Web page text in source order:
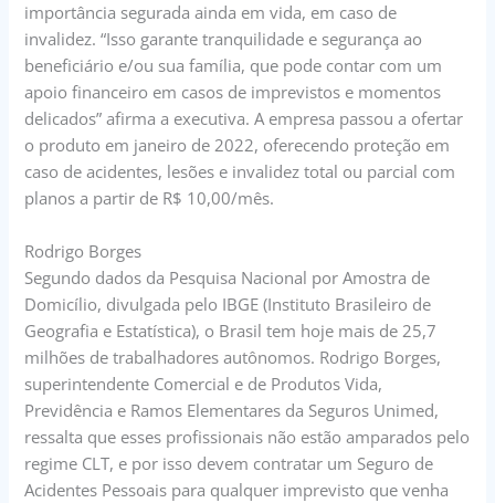
importância segurada ainda em vida, em caso de
invalidez. “Isso garante tranquilidade e segurança ao
beneficiário e/ou sua família, que pode contar com um
apoio financeiro em casos de imprevistos e momentos
delicados” afirma a executiva. A empresa passou a ofertar
o produto em janeiro de 2022, oferecendo proteção em
caso de acidentes, lesões e invalidez total ou parcial com
planos a partir de R$ 10,00/mês.
Rodrigo Borges
Segundo dados da Pesquisa Nacional por Amostra de
Domicílio, divulgada pelo IBGE (Instituto Brasileiro de
Geografia e Estatística), o Brasil tem hoje mais de 25,7
milhões de trabalhadores autônomos. Rodrigo Borges,
superintendente Comercial e de Produtos Vida,
Previdência e Ramos Elementares da Seguros Unimed,
ressalta que esses profissionais não estão amparados pelo
regime CLT, e por isso devem contratar um Seguro de
Acidentes Pessoais para qualquer imprevisto que venha